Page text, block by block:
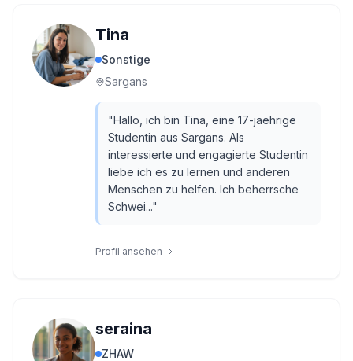
Tina
Sonstige
Sargans
"Hallo, ich bin Tina, eine 17-jaehrige
Studentin aus Sargans. Als
interessierte und engagierte Studentin
liebe ich es zu lernen und anderen
Menschen zu helfen. Ich beherrsche
Schwei..."
Profil ansehen
seraina
ZHAW